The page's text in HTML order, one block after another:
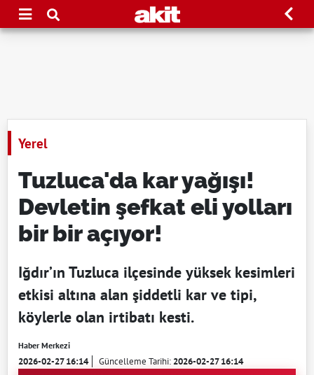
Yerel
Tuzluca'da kar yağışı!
Devletin şefkat eli yolları
bir bir açıyor!
Iğdır’ın Tuzluca ilçesinde yüksek kesimleri
etkisi altına alan şiddetli kar ve tipi,
köylerle olan irtibatı kesti.
Haber Merkezi
2026-02-27 16:14 Güncelleme Tarihi:2026-02-27 16:14